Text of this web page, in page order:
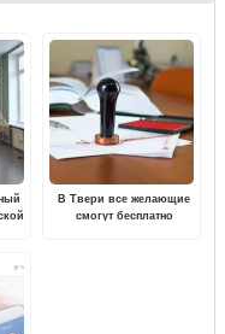
В Твери все желающие
смогут бесплатно